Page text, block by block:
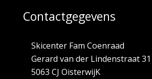
Contactgegevens
Skicenter Fam Coenraad
Gerard van der Lindenstraat 31
5063 CJ OisterwijK